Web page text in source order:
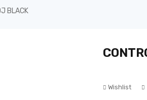
BLACK
Wishlist